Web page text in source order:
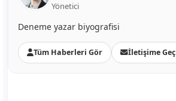
Yönetici
Deneme yazar biyografisi
Tüm Haberleri Gör İletişime Geç